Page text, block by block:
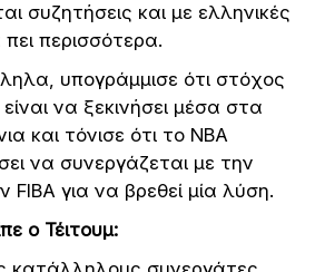
συζητήσεις και με ελληνικές
περισσότερα.
υπογράμμισε ότι στόχος
να ξεκινήσει μέσα στα
και τόνισε ότι το NBA
να συνεργάζεται με την
FIBA για να βρεθεί μία λύση.
ο Τέιτουμ: